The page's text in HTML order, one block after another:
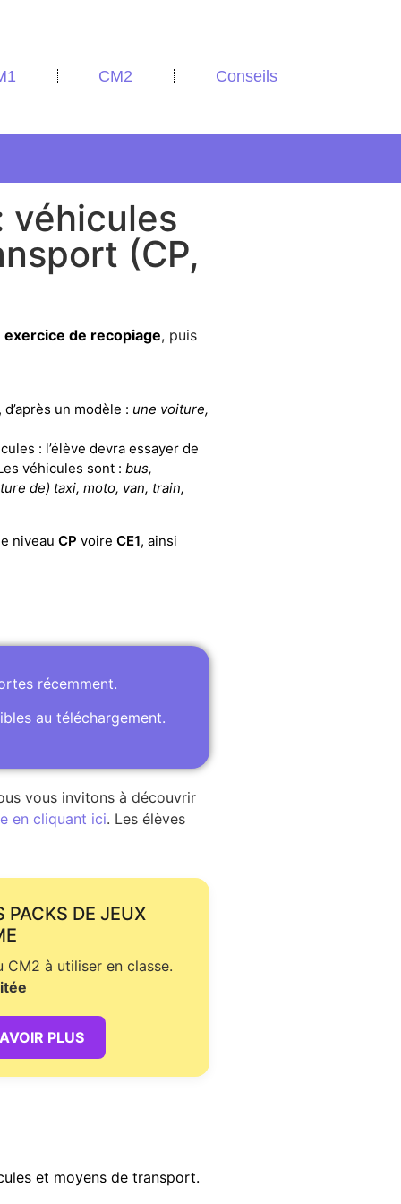
CM2 Conseils
véhicules
(CP,
exercice de recopiage, puis
un modèle : une voiture,
: l’élève devra essayer de
véhicules sont : bus,
de) taxi, moto, van, train,
niveau CP voire CE1, ainsi
récemment.
au téléchargement.
vous invitons à découvrir
en cliquant ici. Les élèves
PACKS DE JEUX
CM2 à utiliser en classe.
PLUS
et moyens de transport.